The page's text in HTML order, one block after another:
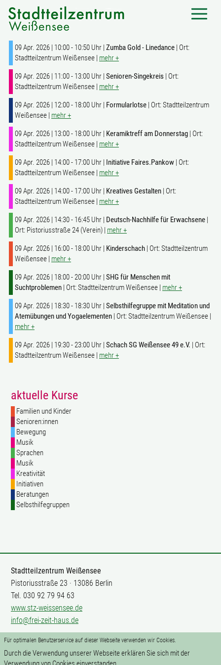
Für optimalen Benutzerservice auf dieser Webseite verwenden wir Cookies.
Durch die Verwendung unserer Webseite erklären Sie sich mit der
09 Apr. 2026 | 10:00 - 10:50 Uhr | Zumba Gold - Linedance | Ort:
Stadtteilzentrum Weißensee | mehr +
09 Apr. 2026 | 11:00 - 13:00 Uhr | Senioren-Singekreis | Ort:
Stadtteilzentrum Weißensee | mehr +
09 Apr. 2026 | 12:00 - 18:00 Uhr | Formularlotse | Ort: Stadtteilzentrum
Weißensee | mehr +
09 Apr. 2026 | 13:00 - 18:00 Uhr | Keramiktreff am Donnerstag | Ort:
Stadtteilzentrum Weißensee | mehr +
09 Apr. 2026 | 14:00 - 17:00 Uhr | Initiative Faires.Pankow | Ort:
Stadtteilzentrum Weißensee | mehr +
09 Apr. 2026 | 14:00 - 17:00 Uhr | Kreatives Gestalten | Ort:
Stadtteilzentrum Weißensee | mehr +
09 Apr. 2026 | 14:30 - 16:45 Uhr | Deutsch-Nachhilfe für Erwachsene |
Ort: Pistoriusstraße 24 (Verein) | mehr +
09 Apr. 2026 | 16:00 - 18:00 Uhr | Kinderschach | Ort: Stadtteilzentrum
Weißensee | mehr +
09 Apr. 2026 | 18:00 - 20:00 Uhr | SHG für Menschen mit
Suchtproblemen | Ort: Stadtteilzentrum Weißensee | mehr +
09 Apr. 2026 | 18:30 - 18:30 Uhr | Selbsthilfegruppe mit Meditation und
Atemübungen und Yogaelementen | Ort: Stadtteilzentrum Weißensee |
mehr +
09 Apr. 2026 | 19:30 - 23:00 Uhr | Schach SG Weißensee 49 e.V. | Ort:
Stadtteilzentrum Weißensee | mehr +
aktuelle Kurse
Familien und Kinder
Senioren:innen
Bewegung
Musik
Sprachen
Musik
Kreativität
Initiativen
Beratungen
Selbsthilfegruppen
Stadtteilzentrum Weißensee
Pistoriusstraße 23 · 13086 Berlin
Tel. 030 92 79 94 63
www.stz-weissensee.de
info@frei-zeit-haus.de
Mitarbeit
Impressum